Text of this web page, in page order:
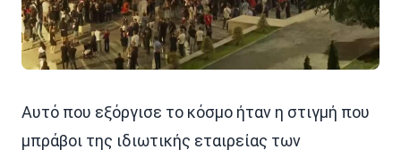
Αυτό που εξόργισε το κόσμο ήταν η στιγμή που
μπράβοι της ιδιωτικής εταιρείας των